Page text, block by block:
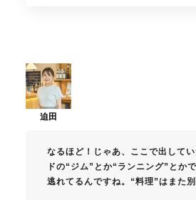
なるほど！じゃあ、ここで出して
ドの“ジム”とか“ランニング”とか
逃れてるんですね。“料理”はまた